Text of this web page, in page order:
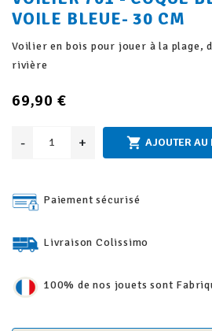
VOILE BLEUE- 30 CM
Voilier en bois pour jouer à la plage,
rivière
69,90 €
- +  AJOUTER AU
Paiement sécurisé
Livraison Colissimo
100% de nos jouets sont